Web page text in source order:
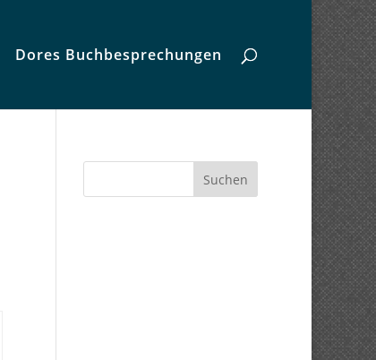
Dores Buchbesprechungen
Suchen